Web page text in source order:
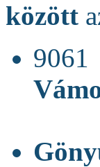
között